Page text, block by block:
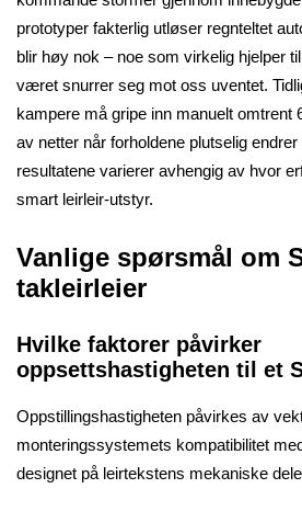
prototyper fakterlig utløser regnteltet
blir høy nok – noe som virkelig hjelper
været snurrer seg mot oss uventet.
kampere må gripe inn manuelt omtrent
av netter når forholdene plutselig
resultatene varierer avhengig av hvor
smart leirleir-utstyr.
Vanlige spørsmål om
takleirleier
Hvilke faktorer påvirker
oppsettshastigheten til et
Oppstillingshastigheten påvirkes av
monteringssystemets kompatibilitet
designet på leirtekstens mekaniske